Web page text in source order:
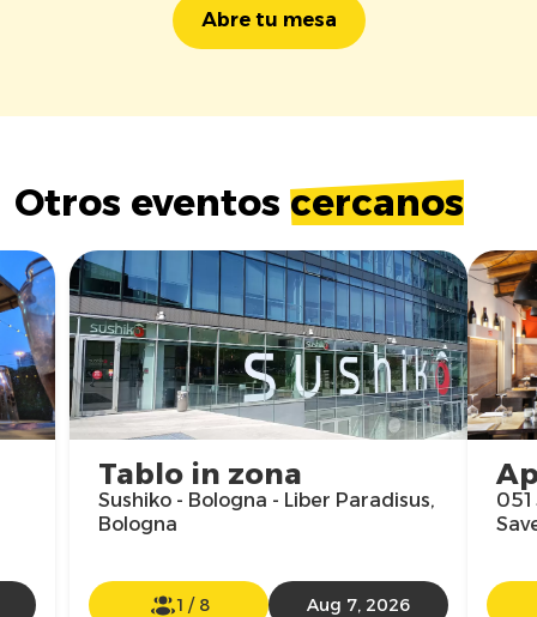
Abre tu mesa
Otros eventos cercanos
Tablo in zona
Sushiko - Bologna - Liber Paradisus,
Bologna
1 / 8 Aug 7, 2026
051